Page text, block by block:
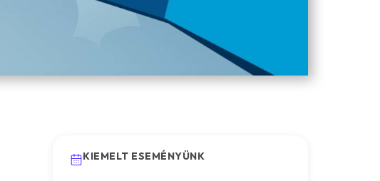
KIEMELT ESEMÉNYÜNK